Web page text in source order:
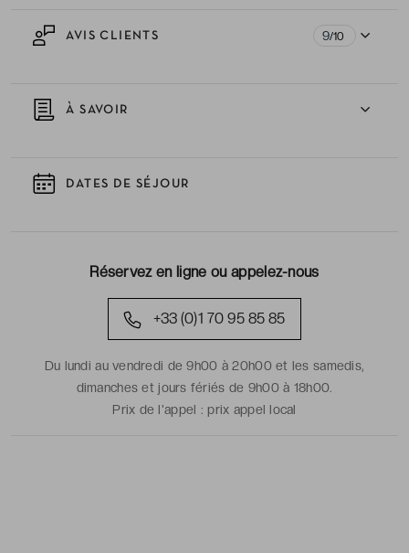
AVIS CLIENTS 9/10
À SAVOIR
DATES DE SÉJOUR
Réservez en ligne ou appelez-nous
+33 (0)1 70 95 85 85
Du lundi au vendredi de 9h00 à 20h00 et les samedis,
dimanches et jours fériés de 9h00 à 18h00.
Prix de l'appel :prix appel local